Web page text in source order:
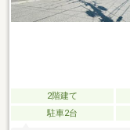
2階建て
駐車2台